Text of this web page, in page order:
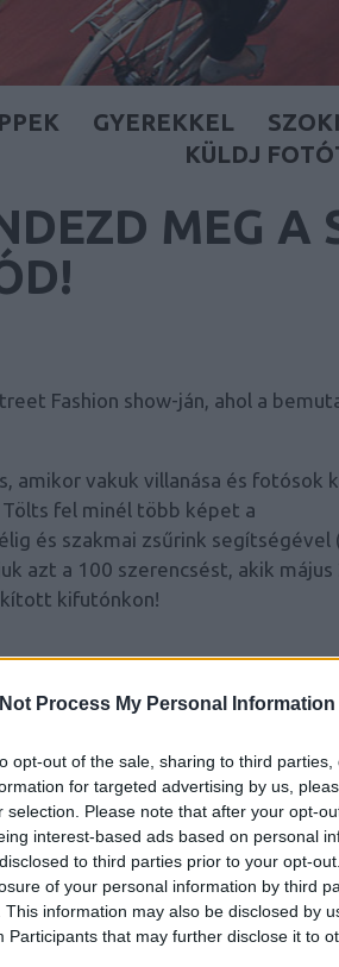
Process My Personal Information
opt-out of the sale, sharing to third
for targeted advertising by us,
selection. Please note that after your opt-
interest-based ads based on personal
to third parties prior to your opt-
of your personal information by third
This information may also be disclosed by
Participants that may further disclose it to
GYEREKKEL
KÜLDJ
MEG A
Fashion show-ján, ahol a
amikor vakuk villanása és fotósok
fel minél több képet a
és szakmai zsűrink segítségével
azt a 100 szerencsést, akik május
kifutónkon!